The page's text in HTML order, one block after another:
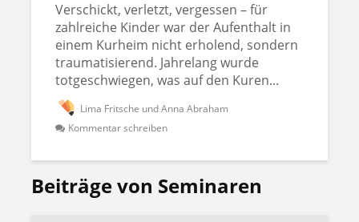
Verschickt, verletzt, vergessen – für
zahlreiche Kinder war der Aufenthalt in
einem Kurheim nicht erholend, sondern
traumatisierend. Jahrelang wurde
totgeschwiegen, was auf den Kuren...
Lima Fritsche und Anna Abraham
Kommentar schreiben
Beiträge von Seminaren